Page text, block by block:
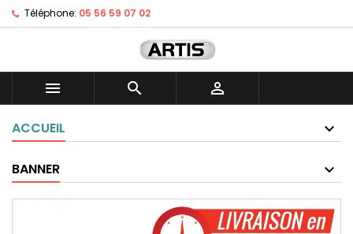
Téléphone: 05 56 59 07 02
  
ACCUEIL
BANNER